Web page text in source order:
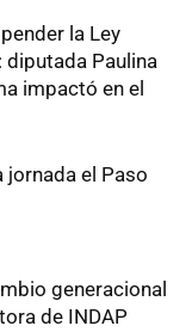
la Ley
diputada Paulina
impactó en el
jornada el Paso
generacional
de INDAP